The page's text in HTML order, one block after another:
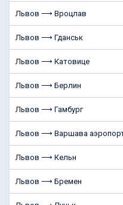
Львов ⟶ Вроцлав
Львов ⟶ Гданськ
Львов ⟶ Катовице
Львов ⟶ Берлин
Львов ⟶ Гамбург
Львов ⟶ Варшава
Львов ⟶ Кельн
Львов ⟶ Бремен